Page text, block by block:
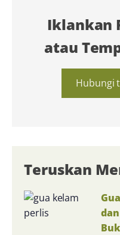
Teruskan
Iklankan
atau
Hubungi